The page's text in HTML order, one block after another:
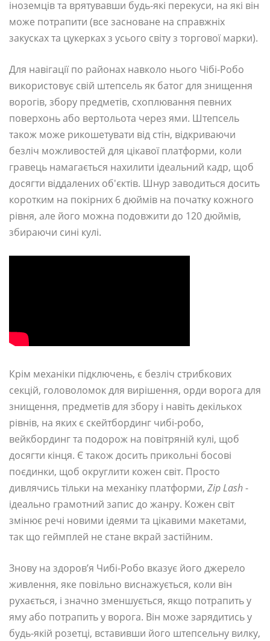
іноземців та врятувавши будь-які перекуси, на які він
може потрапити (все засноване на справжніх
закусках та цукерках з усього світу з торгової марки).
Для навігації по районах навколо нього Чібі-Робо
використовує свій штепсель як батог для знищення
ворогів, збору предметів, схоплювання певних
поверхонь або вертольота через ями. Штепсель
також може рикошетувати від стін, відкриваючи
безліч можливостей для цікавої платформи, коли
гравець намагається нахилити ідеальний кадр, щоб
досягти віддалених об'єктів. Шнур заводиться досить
коротким на покірних 6 дюймів на початку кожного
рівня, але його можна подовжити до 120 дюймів,
збираючи сині кулі.
Крім механіки підключень, є безліч стрибкових
секцій, головоломок для вирішення, орди ворога для
знищення, предметів для збору і навіть декількох
рівнів, на яких є скейтбординг чибі-робо,
вейкбординг та подорож на повітряній кулі, щоб
досягти кінця. Є також досить прикольні босові
поєдинки, щоб округлити кожен світ. Просто
дивлячись тільки на механіку платформи, Zip Lash-
ідеально грамотний запис до жанру. Кожен світ
змінює речі новими ідеями та цікавими макетами,
так що геймплей не стане вкрай застійним.
Знову на здоров’я Чибі-Робо вказує його джерело
живлення, яке повільно виснажується, коли він
рухається, і значно зменшується, якщо потрапить у
яму або потрапить у ворога. Він може зарядитись у
будь-якій розетці, вставивши його штепсельну вилку,